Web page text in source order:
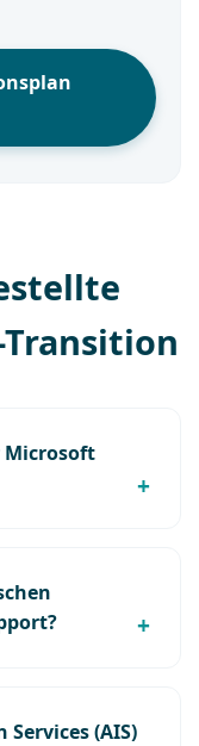
Transition
Microsoft
(AIS)